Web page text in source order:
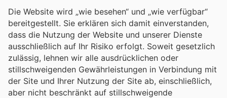
Die Website wird „wie besehen“ und „wie verfügbar“
bereitgestellt. Sie erklären sich damit einverstanden,
dass die Nutzung der Website und unserer Dienste
ausschließlich auf Ihr Risiko erfolgt. Soweit gesetzlich
zulässig, lehnen wir alle ausdrücklichen oder
stillschweigenden Gewährleistungen in Verbindung mit
der Site und Ihrer Nutzung der Site ab, einschließlich,
aber nicht beschränkt auf stillschweigende